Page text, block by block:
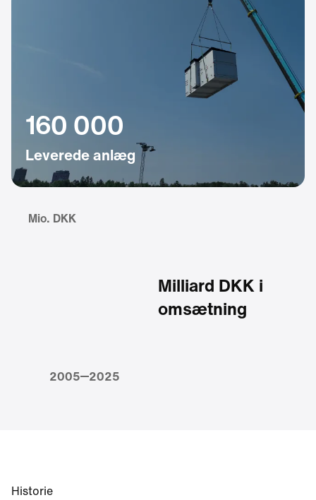
160 000
Leverede anlæg
Mio. DKK
2005 2025
Milliard DKK i
omsætning
Historie